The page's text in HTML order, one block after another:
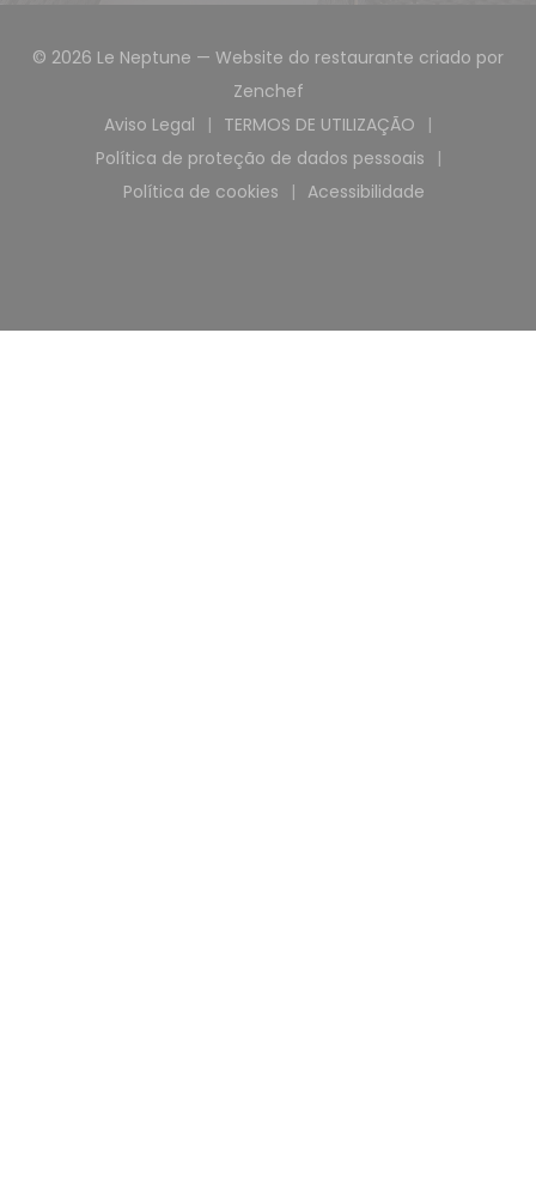
© 2026 Le Neptune — Website do restaurante criado por
Zenchef((abre numa nova janela))
Aviso Legal
((abre numa nova janela))
TERMOS DE UTILIZAÇÃO
((abre numa nova
Política de proteção de dados pessoais
((abre numa nova janela))
Política de cookies
((abre numa nova janela))
Acessibilidade